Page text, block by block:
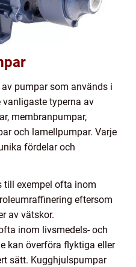
pumpar som används i
typerna av
membranpumpar,
och lamellpumpar. Varje
fördelar och
till exempel ofta inom
eftersom
av vätskor.
inom livsmedels- och
kan överföra flyktiga eller
sätt. Kugghjulspumpar